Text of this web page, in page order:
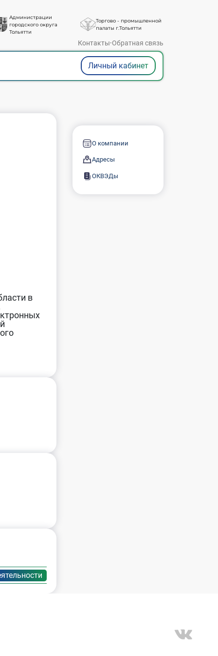
Администрации
городского округа
Тольятти
Торгово - промышленной
палаты г.Тольятти
Контакты·Обратная связь
Личный кабинет
в
О компании
Адресы
ОКВЭДы